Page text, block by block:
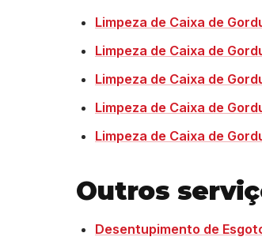
Limpeza de Caixa de
Limpeza de Caixa de
Limpeza de Caixa de
Limpeza de Caixa de
Limpeza de Caixa de
Outros
Desentupimento de